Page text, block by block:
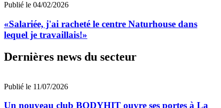
Publié le 04/02/2026
«Salariée, j'ai racheté le centre Naturhouse dans
lequel je travaillais!»
Dernières news du secteur
Publié le 11/07/2026
Un nouveau club BODYHIT ouvre ses portes à La